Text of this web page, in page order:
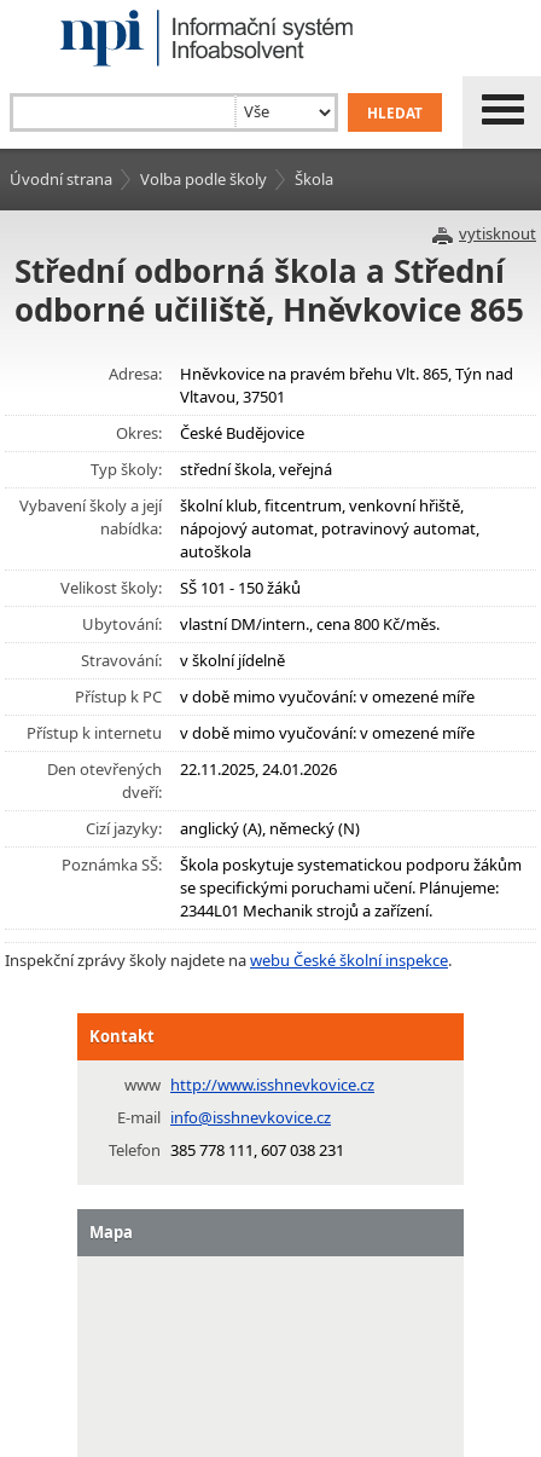
Úvodní strana Volba podle školy Škola
vytisknout
Střední odborná škola a Střední
odborné učiliště, Hněvkovice 865
Adresa:
Hněvkovice na pravém břehu Vlt. 865, Týn nad
Vltavou, 37501
Okres:
České Budějovice
Typ školy:
střední škola, veřejná
Vybavení školy a její
nabídka:
školní klub, fitcentrum, venkovní hřiště,
nápojový automat, potravinový automat,
autoškola
Velikost školy:
SŠ 101 - 150 žáků
Ubytování:
vlastní DM/intern., cena 800 Kč/měs.
Stravování:
v školní jídelně
Přístup k PC
v době mimo vyučování: v omezené míře
Přístup k internetu
v době mimo vyučování: v omezené míře
Den otevřených
dveří:
22.11.2025, 24.01.2026
Cizí jazyky:
anglický (A), německý (N)
Poznámka SŠ:
Škola poskytuje systematickou podporu žákům
se specifickými poruchami učení. Plánujeme:
2344L01 Mechanik strojů a zařízení.
Inspekční zprávy školy najdete nawebu České školní inspekce.
Kontakt
www http://www.isshnevkovice.cz
E-mail info@isshnevkovice.cz
Telefon 385 778 111, 607 038 231
Mapa